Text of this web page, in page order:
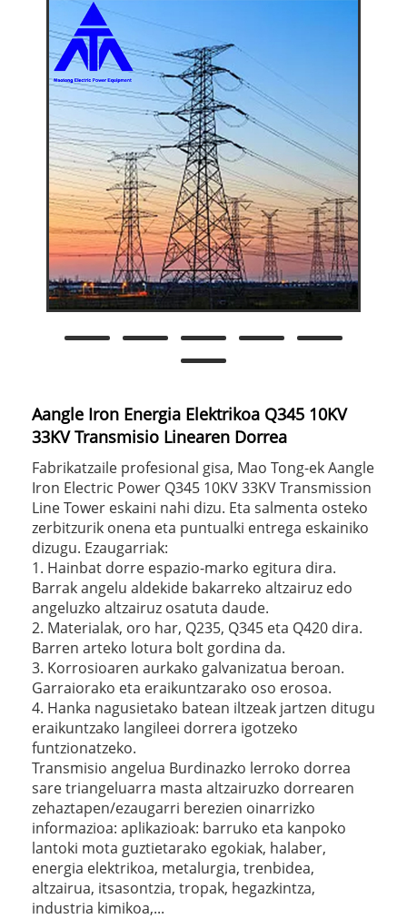
Aangle Iron Energia Elektrikoa Q345 10KV
33KV Transmisio Linearen Dorrea
Fabrikatzaile profesional gisa, Mao Tong-ek Aangle
Iron Electric Power Q345 10KV 33KV Transmission
Line Tower eskaini nahi dizu. Eta salmenta osteko
zerbitzurik onena eta puntualki entrega eskainiko
dizugu. Ezaugarriak:
1. Hainbat dorre espazio-marko egitura dira.
Barrak angelu aldekide bakarreko altzairuz edo
angeluzko altzairuz osatuta daude.
2. Materialak, oro har, Q235, Q345 eta Q420 dira.
Barren arteko lotura bolt gordina da.
3. Korrosioaren aurkako galvanizatua beroan.
Garraiorako eta eraikuntzarako oso erosoa.
4. Hanka nagusietako batean iltzeak jartzen ditugu
eraikuntzako langileei dorrera igotzeko
funtzionatzeko.
Transmisio angelua Burdinazko lerroko dorrea
sare triangeluarra masta altzairuzko dorrearen
zehaztapen/ezaugarri berezien oinarrizko
informazioa: aplikazioak: barruko eta kanpoko
lantoki mota guztietarako egokiak, halaber,
energia elektrikoa, metalurgia, trenbidea,
altzairua, itsasontzia, tropak, hegazkintza,
industria kimikoa,...